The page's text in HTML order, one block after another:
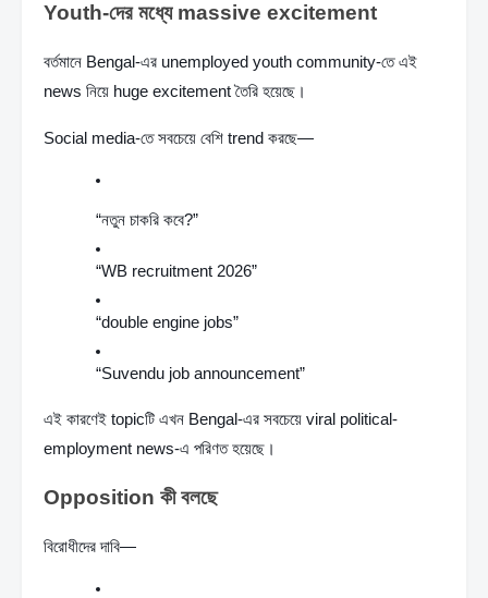
Youth-দের মধ্যে massive excitement
বর্তমানে Bengal-এর unemployed youth community-তে এই
news নিয়ে huge excitement তৈরি হয়েছে।
Social media-তে সবচেয়ে বেশি trend করছে—
“নতুন চাকরি কবে?”
“WB recruitment 2026”
“double engine jobs”
“Suvendu job announcement”
এই কারণেই topicটি এখন Bengal-এর সবচেয়ে viral political-
employment news-এ পরিণত হয়েছে।
Opposition কী বলছে
বিরোধীদের দাবি—